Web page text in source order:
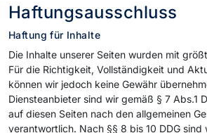
Haftungsausschluss
Haftung für Inhalte
Die Inhalte unserer Seiten wurden mit
Für die Richtigkeit, Vollständigkeit und
können wir jedoch keine Gewähr
Diensteanbieter sind wir gemäß § 7 Abs.1
auf diesen Seiten nach den allgemeinen
verantwortlich. Nach §§ 8 bis 10 DDG sind